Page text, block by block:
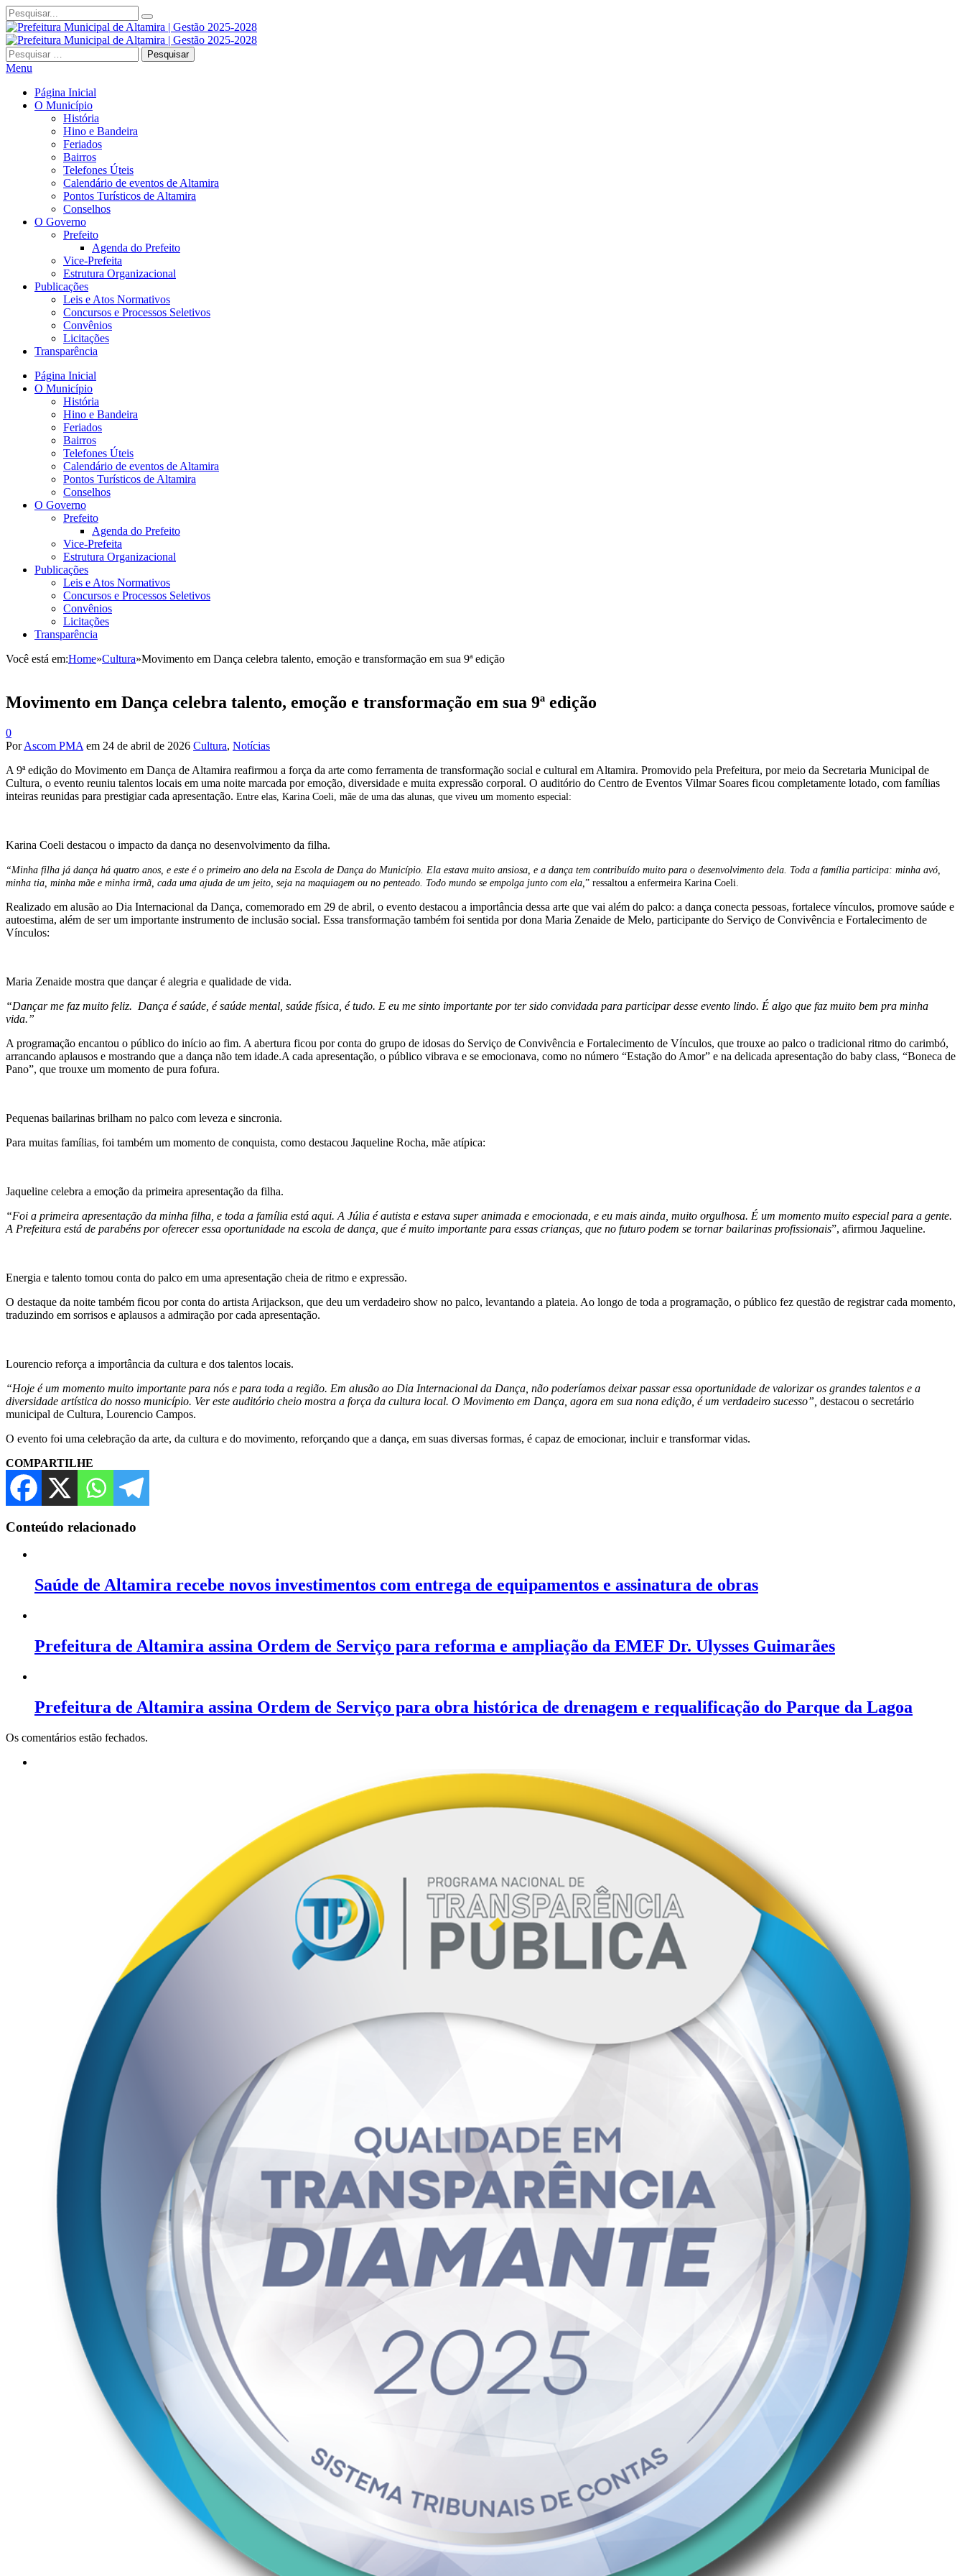
Pesquisar
por:
Menu
Página Inicial
O Município
História
Hino e Bandeira
Feriados
Bairros
Telefones Úteis
Calendário de eventos de Altamira
Pontos Turísticos de Altamira
Conselhos
O Governo
Prefeito
Agenda do Prefeito
Vice-Prefeita
Estrutura Organizacional
Publicações
Leis e Atos Normativos
Concursos e Processos Seletivos
Convênios
Licitações
Transparência
Página Inicial
O Município
História
Hino e Bandeira
Feriados
Bairros
Telefones Úteis
Calendário de eventos de Altamira
Pontos Turísticos de Altamira
Conselhos
O Governo
Prefeito
Agenda do Prefeito
Vice-Prefeita
Estrutura Organizacional
Publicações
Leis e Atos Normativos
Concursos e Processos Seletivos
Convênios
Licitações
Transparência
Você está em:Home»Cultura»Movimento em Dança celebra talento, emoção e transformação em sua 9ª edição
Movimento em Dança celebra talento, emoção e transformação em sua 9ª edição
0
PorAscom PMA em 24 de abril de 2026 Cultura, Notícias
A 9ª edição do Movimento em Dança de Altamira reafirmou a força da arte como ferramenta de transformação social e cultural em Altamira. Promovido pela Prefeitura, por meio da Secretaria Municipal de
Cultura, o evento reuniu talentos locais em uma noite marcada por emoção, diversidade e muita expressão corporal. O auditório do Centro de Eventos Vilmar Soares ficou completamente lotado, com famílias
inteiras reunidas para prestigiar cada apresentação. Entre elas, Karina Coeli, mãe de uma das alunas, que viveu um momento especial:
Karina Coeli destacou o impacto da dança no desenvolvimento da filha.
“Minha filha já dança há quatro anos, e este é o primeiro ano dela na Escola de Dança do Município. Ela estava muito ansiosa, e a dança tem contribuído muito para o desenvolvimento dela. Toda a família participa: minha avó,
minha tia, minha mãe e minha irmã, cada uma ajuda de um jeito, seja na maquiagem ou no penteado. Todo mundo se empolga junto com ela, ” ressaltou a enfermeira Karina Coeli.
Realizado em alusão ao Dia Internacional da Dança, comemorado em 29 de abril, o evento destacou a importância dessa arte que vai além do palco: a dança conecta pessoas, fortalece vínculos, promove saúde e
autoestima, além de ser um importante instrumento de inclusão social. Essa transformação também foi sentida por dona Maria Zenaide de Melo, participante do Serviço de Convivência e Fortalecimento de
Vínculos:
Maria Zenaide mostra que dançar é alegria e qualidade de vida.
“Dançar me faz muito feliz. Dança é saúde, é saúde mental, saúde física, é tudo. E eu me sinto importante por ter sido convidada para participar desse evento lindo. É algo que faz muito bem pra minha
vida.”
A programação encantou o público do início ao fim. A abertura ficou por conta do grupo de idosas do Serviço de Convivência e Fortalecimento de Vínculos, que trouxe ao palco o tradicional ritmo do carimbó,
arrancando aplausos e mostrando que a dança não tem idade.A cada apresentação, o público vibrava e se emocionava, como no número “Estação do Amor” e na delicada apresentação do baby class, “Boneca de
Pano”, que trouxe um momento de pura fofura.
Pequenas bailarinas brilham no palco com leveza e sincronia.
Para muitas famílias, foi também um momento de conquista, como destacou Jaqueline Rocha, mãe atípica:
Jaqueline celebra a emoção da primeira apresentação da filha.
“Foi a primeira apresentação da minha filha, e toda a família está aqui. A Júlia é autista e estava super animada e emocionada, e eu mais ainda, muito orgulhosa. É um momento muito especial para a gente.
A Prefeitura está de parabéns por oferecer essa oportunidade na escola de dança, que é muito importante para essas crianças, que no futuro podem se tornar bailarinas profissionais”, afirmou Jaqueline.
Energia e talento tomou conta do palco em uma apresentação cheia de ritmo e expressão.
O destaque da noite também ficou por conta do artista Arijackson, que deu um verdadeiro show no palco, levantando a plateia. Ao longo de toda a programação, o público fez questão de registrar cada momento,
traduzindo em sorrisos e aplausos a admiração por cada apresentação.
Lourencio reforça a importância da cultura e dos talentos locais.
“Hoje é um momento muito importante para nós e para toda a região. Em alusão ao Dia Internacional da Dança, não poderíamos deixar passar essa oportunidade de valorizar os grandes talentos e a
diversidade artística do nosso município. Ver este auditório cheio mostra a força da cultura local. O Movimento em Dança, agora em sua nona edição, é um verdadeiro sucesso”, destacou o secretário
municipal de Cultura, Lourencio Campos.
O evento foi uma celebração da arte, da cultura e do movimento, reforçando que a dança, em suas diversas formas, é capaz de emocionar, incluir e transformar vidas.
COMPARTILHE
Conteúdo relacionado
Saúde de Altamira recebe novos investimentos com entrega de equipamentos e assinatura de obras
Prefeitura de Altamira assina Ordem de Serviço para reforma e ampliação da EMEF Dr. Ulysses Guimarães
Prefeitura de Altamira assina Ordem de Serviço para obra histórica de drenagem e requalificação do Parque da Lagoa
Os comentários estão fechados.